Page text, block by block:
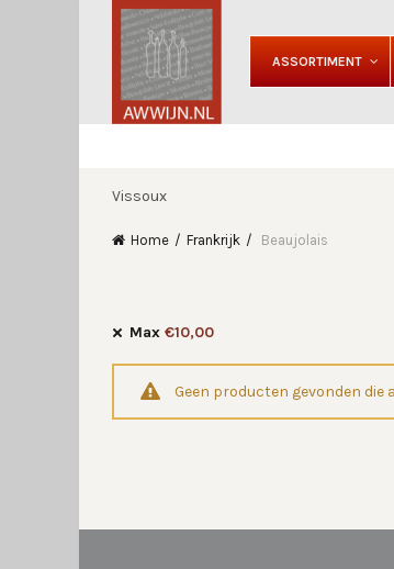
ASSORTIMENT
Vissoux
Home Frankrijk Beaujolais
Max €10,00
Geen producten gevonden die